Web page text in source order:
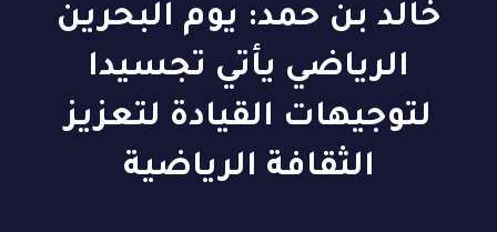
خالد بن حمد: يوم البحرين
الرياضي يأتي تجسيدا
لتوجيهات القيادة لتعزيز
الثقافة الرياضية